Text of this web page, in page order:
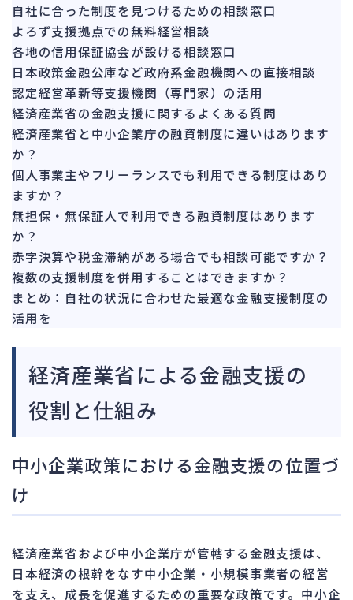
自社に合った制度を見つけるための相談窓口
よろず支援拠点での無料経営相談
各地の信用保証協会が設ける相談窓口
日本政策金融公庫など政府系金融機関への直接相談
認定経営革新等支援機関（専門家）の活用
経済産業省の金融支援に関するよくある質問
経済産業省と中小企業庁の融資制度に違いはあります
か？
個人事業主やフリーランスでも利用できる制度はあり
ますか？
無担保・無保証人で利用できる融資制度はあります
か？
赤字決算や税金滞納がある場合でも相談可能ですか？
複数の支援制度を併用することはできますか？
まとめ：自社の状況に合わせた最適な金融支援制度の
活用を
経済産業省による金融支援の
役割と仕組み
中小企業政策における金融支援の位置づ
け
経済産業省および中小企業庁が管轄する金融支援は、
日本経済の根幹をなす中小企業・小規模事業者の経営
を支え、成長を促進するための重要な政策です。中小企